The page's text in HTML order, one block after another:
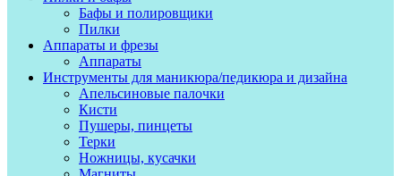
Бафы и полировщики
Пилки
Аппараты и фрезы
Аппараты
Инструменты для маникюра/педикюра и дизайна
Апельсиновые палочки
Кисти
Пушеры, пинцеты
Терки
Ножницы, кусачки